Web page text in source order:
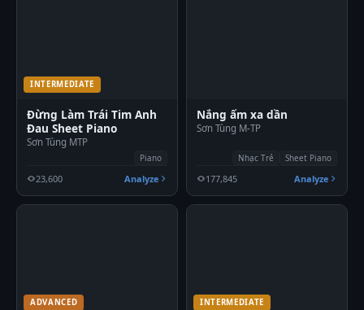
INTERMEDIATE
Đừng Làm Trái Tim Anh
Đau Sheet Piano
Sơn Tùng MTP
Piano
23,600 Analyze
Nắng ấm xa dần
Sơn Tùng M-TP
Nhạc Trẻ Sheet Piano
177,845 Analyze
ADVANCED INTERMEDIATE